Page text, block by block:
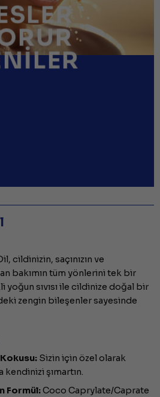
cildinizin, saçınızın ve
bakımın tüm yönlerini tek bir
yoğun sıvısı ile cildinize doğal bir
zengin bileşenler sayesinde
Sizin için özel olarak
şımartın.
Formül:Coco Caprylate/Caprate